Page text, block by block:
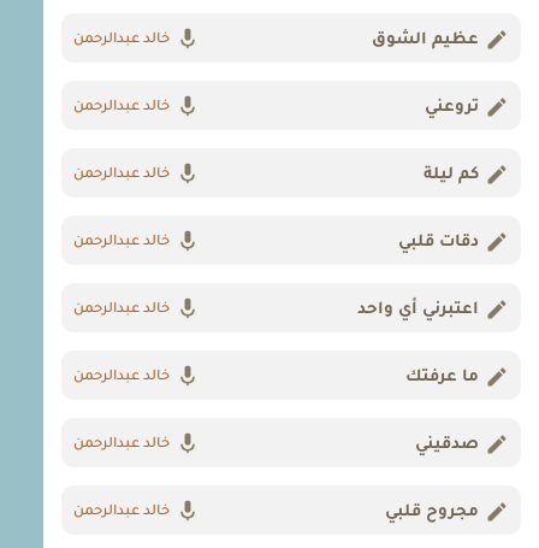
عظيم الشوق خالد عبدالرحمن
تروعني خالد عبدالرحمن
كم ليلة خالد عبدالرحمن
دقات قلبي خالد عبدالرحمن
اعتبرني أي واحد خالد عبدالرحمن
ما عرفتك خالد عبدالرحمن
صدقيني خالد عبدالرحمن
مجروح قلبي خالد عبدالرحمن